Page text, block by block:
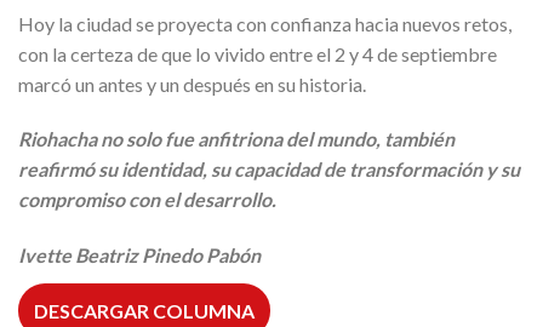
Hoy la ciudad se proyecta con confianza hacia nuevos retos,
con la certeza de que lo vivido entre el 2 y 4 de septiembre
marcó un antes y un después en su historia.
Riohacha no solo fue anfitriona del mundo, también
reafirmó su identidad, su capacidad de transformación y su
compromiso con el desarrollo.
Ivette Beatriz Pinedo Pabón
DESCARGAR COLUMNA